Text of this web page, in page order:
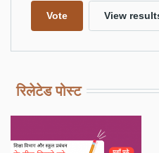
रिलेटेड पोस्ट